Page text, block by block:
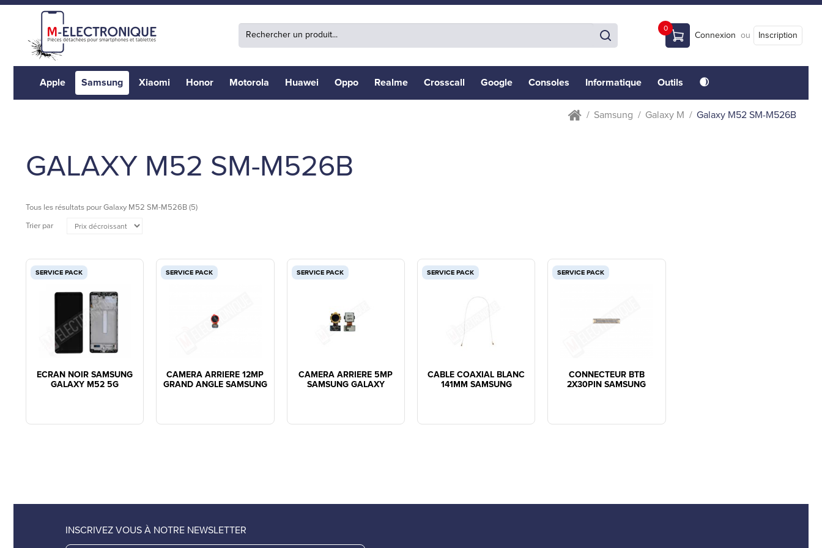
0
Connexion ou Inscription
Apple Samsung Xiaomi Honor Motorola Huawei Oppo Realme Crosscall Google Consoles Informatique Outils 🌒
Samsung Galaxy M Galaxy M52 SM-M526B
GALAXY M52 SM-M526B
Tous les résultats pourGalaxy M52 SM-M526B(5)
Trier par
SERVICE PACK
ECRAN NOIR SAMSUNG
GALAXY M52 5G
SERVICE PACK
CAMERA ARRIERE 12MP
GRAND ANGLE SAMSUNG
SERVICE PACK
CAMERA ARRIERE 5MP
SAMSUNG GALAXY
SERVICE PACK
CABLE COAXIAL BLANC
141MM SAMSUNG
SERVICE PACK
CONNECTEUR BTB
2X30PIN SAMSUNG
INSCRIVEZ VOUS À NOTRE NEWSLETTER